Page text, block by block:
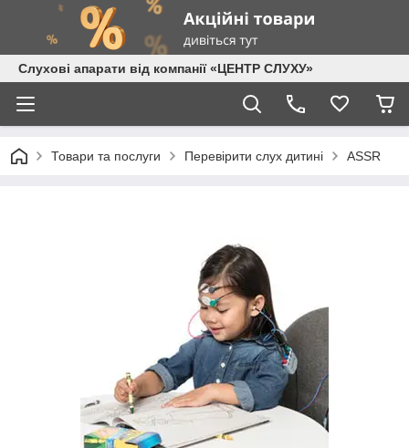
Слухові апарати від компанії «ЦЕНТР СЛУХУ»
Товари та послуги Перевірити слух дитині ASSR